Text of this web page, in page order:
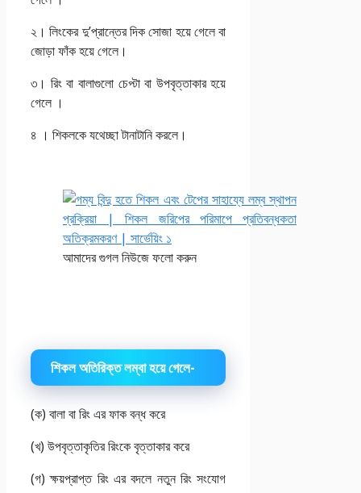
২। লিংকের দু’প্রান্তের দিক সোজা হয়ে গেলে বা
জোড়া ফাঁক হয়ে গেলে ।
৩। রিং বা বালাগুলো চেপ্টা বা উপবৃত্তাকার হয়ে
গেলে ।
৪ । শিকলকে যথেচ্ছা টানাটানি করলে।
আমাদের গুগল নিউজে ফলো করুন
শিকল অতিরিক্ত লম্বা হয়ে গেলে-
(ক) বালা বা রিং এর ফাক বন্ধ করে
(খ) উপবৃত্তাকৃতির রিংকে বৃত্তাকার করে
(গ) ক্ষয়প্রাপ্ত রিং এর বদলে নতুন রিং সংযোগ